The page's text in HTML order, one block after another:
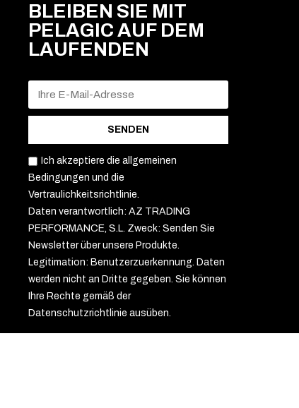
BLEIBEN SIE MIT
PELAGIC AUF DEM
LAUFENDEN
SENDEN
Ich akzeptiere die allgemeinen
Bedingungen und die
Vertraulichkeitsrichtlinie.
Daten verantwortlich: AZ TRADING
PERFORMANCE, S.L. Zweck: Senden Sie
Newsletter über unsere Produkte.
Legitimation: Benutzerzuerkennung. Daten
werden nicht an Dritte gegeben. Sie können
Ihre Rechte gemäß der
Datenschutzrichtlinie ausüben.